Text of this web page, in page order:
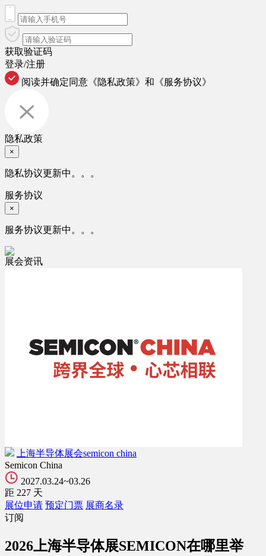
获取验证码
登录/注册
阅读并确定同意 《隐私政策》 和 《服务协议》
隐私政策
×
隐私协议更新中。。。
服务协议
×
服务协议更新中。。。
展会资讯
上海半导体展会semicon china
Semicon China
2027.03.24~03.26
距 227 天
展位申请 预定门票 展商名录
订阅
2026上海半导体展SEMICON在哪里举